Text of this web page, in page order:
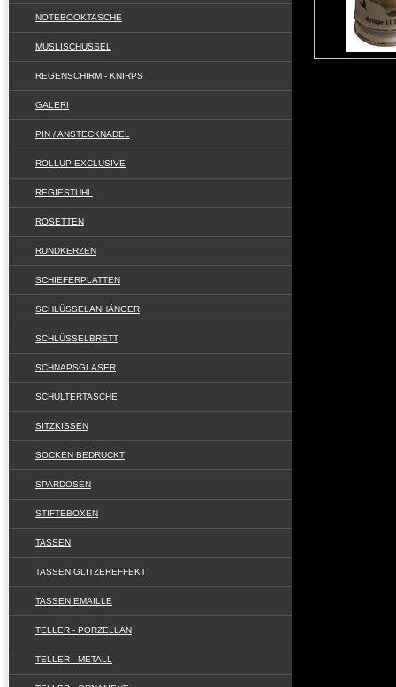
NOTEBOOKTASCHE
MÜSLISCHÜSSEL
REGENSCHIRM - KNIRPS
GALERI
PIN / ANSTECKNADEL
ROLLUP EXCLUSIVE
REGIESTUHL
ROSETTEN
RUNDKERZEN
SCHIEFERPLATTEN
SCHLÜSSELANHÄNGER
SCHLÜSSELBRETT
SCHNAPSGLÄSER
SCHULTERTASCHE
SITZKISSEN
SOCKEN BEDRUCKT
SPARDOSEN
STIFTEBOXEN
TASSEN
TASSEN GLITZEREFFEKT
TASSEN EMAILLE
TELLER - PORZELLAN
TELLER - METALL